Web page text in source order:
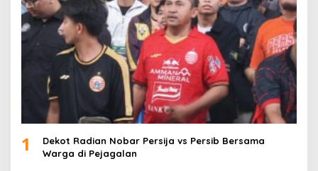
1
Dekot Radian Nobar Persija vs Persib Bersama
Warga di Pejagalan